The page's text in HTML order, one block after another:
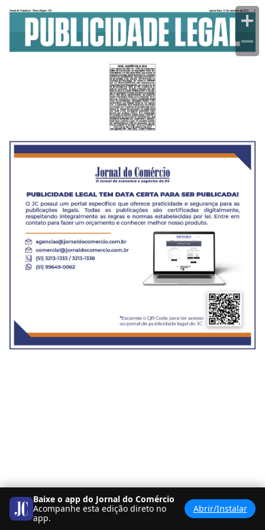
Baixe o app do Jornal do Comércio
Acompanhe esta edição direto no
app.
Abrir/Instalar
< BANCA >